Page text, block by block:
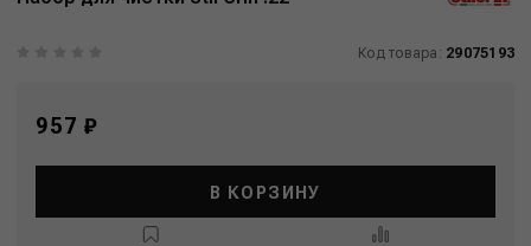
Код товара: 29075193
957 ₽
В КОРЗИНУ